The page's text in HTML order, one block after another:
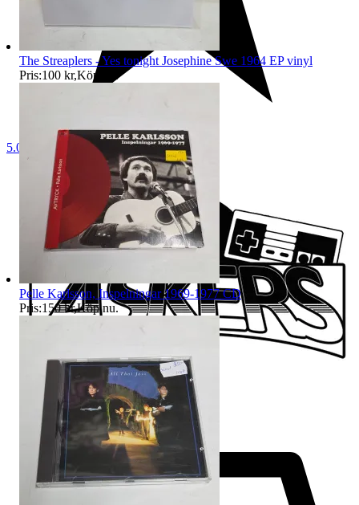
5.0
The Streaplers - Yes tonight Josephine Swe 1964 EP vinyl
Pris:100 kr,Köp nu .
Pelle Karlsson, Inspelningar 1969-1977 CD
Pris:150 kr,Köp nu.